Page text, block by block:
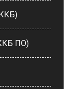
ПО)